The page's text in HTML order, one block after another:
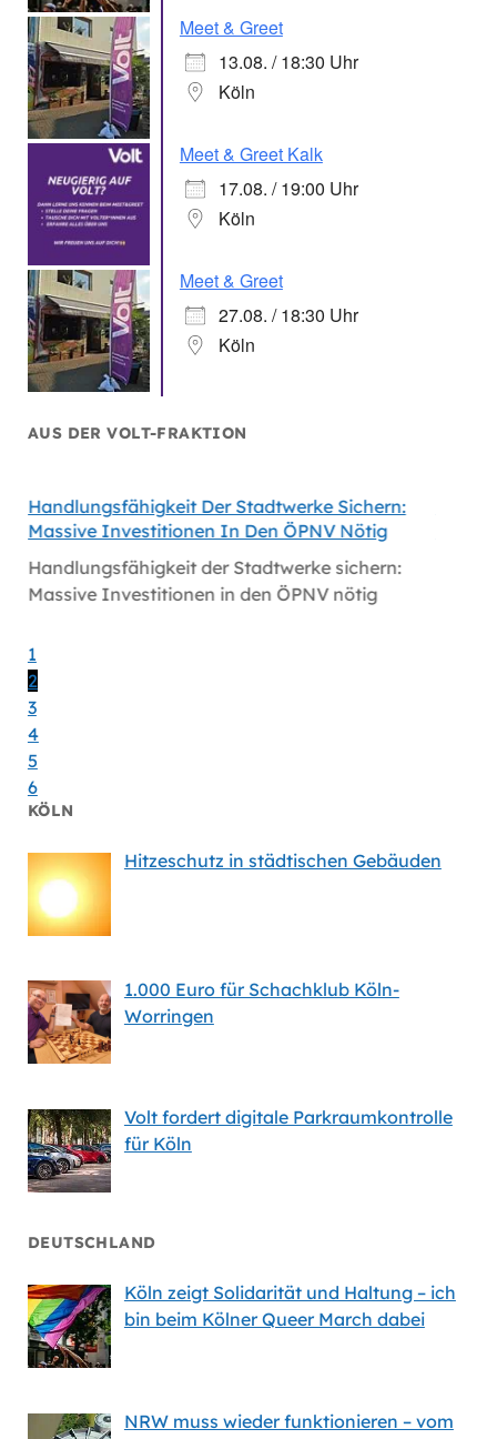
Meet & Greet
13.08. / 18:30 Uhr
Köln
Meet & Greet Kalk
17.08. / 19:00 Uhr
Köln
Meet & Greet
27.08. / 18:30 Uhr
Köln
AUS DER VOLT-FRAKTION
Handlungsfähigkeit Der Stadtwerke Sichern:
Massive Investitionen In Den ÖPNV Nötig
Handlungsfähigkeit der Stadtwerke sichern:
Massive Investitionen in den ÖPNV nötig
1
2
3
4
5
6
KÖLN
Hitzeschutz in städtischen Gebäuden
1.000 Euro für Schachklub Köln-
Worringen
Volt fordert digitale Parkraumkontrolle
für Köln
DEUTSCHLAND
Köln zeigt Solidarität und Haltung – ich
bin beim Kölner Queer March dabei
NRW muss wieder funktionieren – vom